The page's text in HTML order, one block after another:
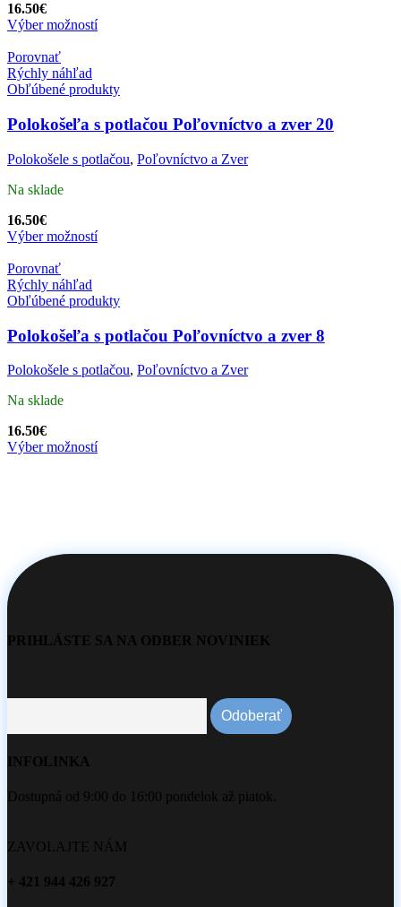
16.50€
Výber možností
Porovnať
Rýchly náhľad
Obľúbené produkty
Polokošeľa s potlačou Poľovníctvo a zver 20
Polokošele s potlačou, Poľovníctvo a Zver
Na sklade
16.50€
Výber možností
Porovnať
Rýchly náhľad
Obľúbené produkty
Polokošeľa s potlačou Poľovníctvo a zver 8
Polokošele s potlačou, Poľovníctvo a Zver
Na sklade
16.50€
Výber možností
PRIHLÁSTE SA NA ODBER NOVINIEK
INFOLINKA
Dostupná od 9:00 do 16:00 pondelok až piatok.
ZAVOLAJTE NÁM
+ 421 944 426 927